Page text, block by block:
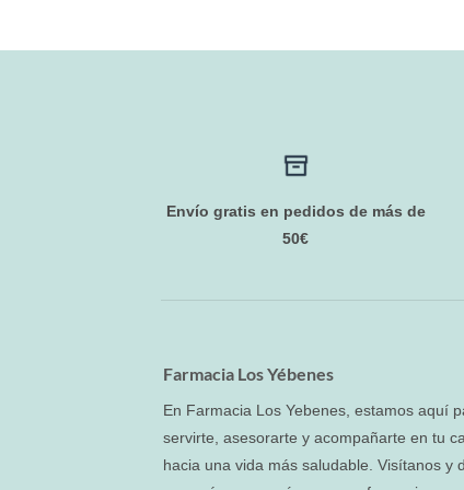
Envío gratis en pedidos de más de
50€
Farmacia Los Yébenes
En Farmacia Los Yebenes, estamos aquí
servirte, asesorarte y acompañarte en tu
hacia una vida más saludable. Visítanos y